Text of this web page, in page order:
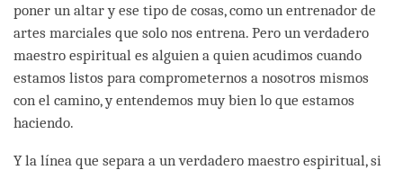
poner un altar y ese tipo de cosas, como un entrenador de
artes marciales que solo nos entrena. Pero un verdadero
maestro espiritual es alguien a quien acudimos cuando
estamos listos para comprometernos a nosotros mismos
con el camino, y entendemos muy bien lo que estamos
haciendo.
Y la línea que separa a un verdadero maestro espiritual, si